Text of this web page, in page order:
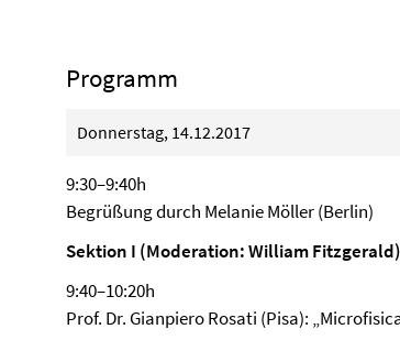
Programm
Donnerstag, 14.12.2017
9:30–9:40h
Begrüßung durch Melanie Möller (Berlin)
Sektion I (Moderation: William Fitzgerald)
9:40–10:20h
Prof. Dr. Gianpiero Rosati (Pisa):